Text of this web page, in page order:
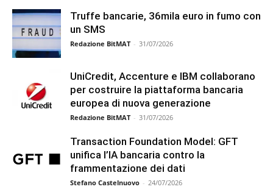
Truffe bancarie, 36mila euro in fumo con
un SMS
Redazione BitMAT - 31/07/2026
UniCredit, Accenture e IBM collaborano
per costruire la piattaforma bancaria
europea di nuova generazione
Redazione BitMAT - 31/07/2026
Transaction Foundation Model: GFT
unifica l’IA bancaria contro la
frammentazione dei dati
Stefano Castelnuovo - 24/07/2026